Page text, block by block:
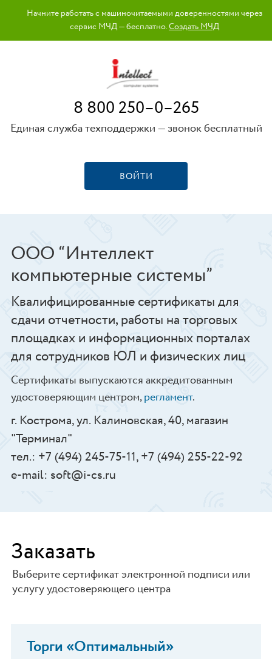
Начните работать с машиночитаемыми доверенностями через
сервис МЧД — бесплатно.Создать МЧД
8 800 250–0–265
Единая служба техподдержки — звонок бесплатный
ВОЙТИ
ООО “Интеллект
компьютерные системы”
Квалифицированные сертификаты для
сдачи отчетности, работы на торговых
площадках и информационных порталах
для сотрудников ЮЛ и физических лиц
Сертификаты выпускаются аккредитованным
удостоверяющим центром,регламент.
г. Кострома, ул. Калиновская, 40, магазин
"Терминал"
тел.: +7 (494) 245-75-11, +7 (494) 255-22-92
e-mail: soft@i-cs.ru
Заказать
Выберите сертификат электронной подписи или
услугу удостоверяющего центра
Торги «Оптимальный»